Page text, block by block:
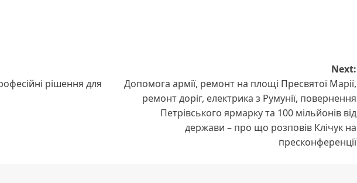
рішення для
Next:
Допомога армії, ремонт на площі Пресвятої Марії,
ремонт доріг, електрика з Румунії, повернення
Петрівського ярмарку та 100 мільйонів від
держави – про що розповів Клічук на
пресконференції